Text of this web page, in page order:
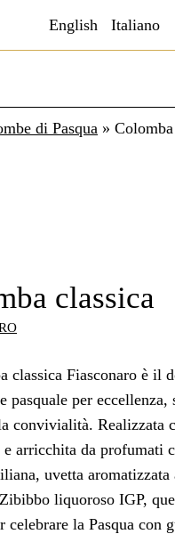
English Italiano
di Pasqua »
classica
classica Fiasconaro è il
pasquale per
convivialità. Realizzata
e arricchita da profumati
uvetta
liquoroso IGP,
celebrare la Pasqua con